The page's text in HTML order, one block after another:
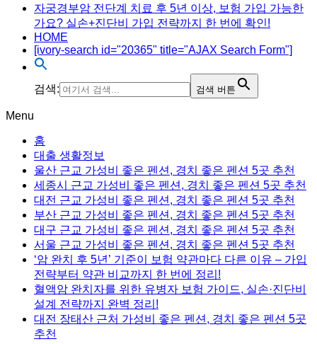
자궁경부암 전단계 치료 후 5년 이상, 보험 가입 가능한
가요? 실손+진단비 가입 전략까지 한 번에 확인!
HOME
[ivory-search id="20365" title="AJAX Search Form"]
검색: 검색 버튼
Menu
홈
대출 생활정보
울산 근교 가성비 좋은 펜션, 경치 좋은 펜션 5곳 추천
세종시 근교 가성비 좋은 펜션, 경치 좋은 펜션 5곳 추천
대전 근교 가성비 좋은 펜션, 경치 좋은 펜션 5곳 추천
부산 근교 가성비 좋은 펜션, 경치 좋은 펜션 5곳 추천
대구 근교 가성비 좋은 펜션, 경치 좋은 펜션 5곳 추천
서울 근교 가성비 좋은 펜션, 경치 좋은 펜션 5곳 추천
‘암 완치 후 5년’ 기준이 보험 약관마다 다른 이유 – 가입
전략부터 약관 비교까지 한 번에 정리!
혈액암 완치자를 위한 유병자 보험 가이드, 실손·진단비
설계 전략까지 완벽 정리!
대전 장태산 근처 가성비 좋은 펜션, 경치 좋은 펜션 5곳
추천